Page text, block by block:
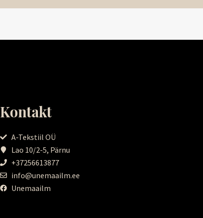
Kontakt
A-Tekstiil OÜ
Lao 10/2-5, Pärnu
+37256613877
info@unemaailm.ee
Unemaailm